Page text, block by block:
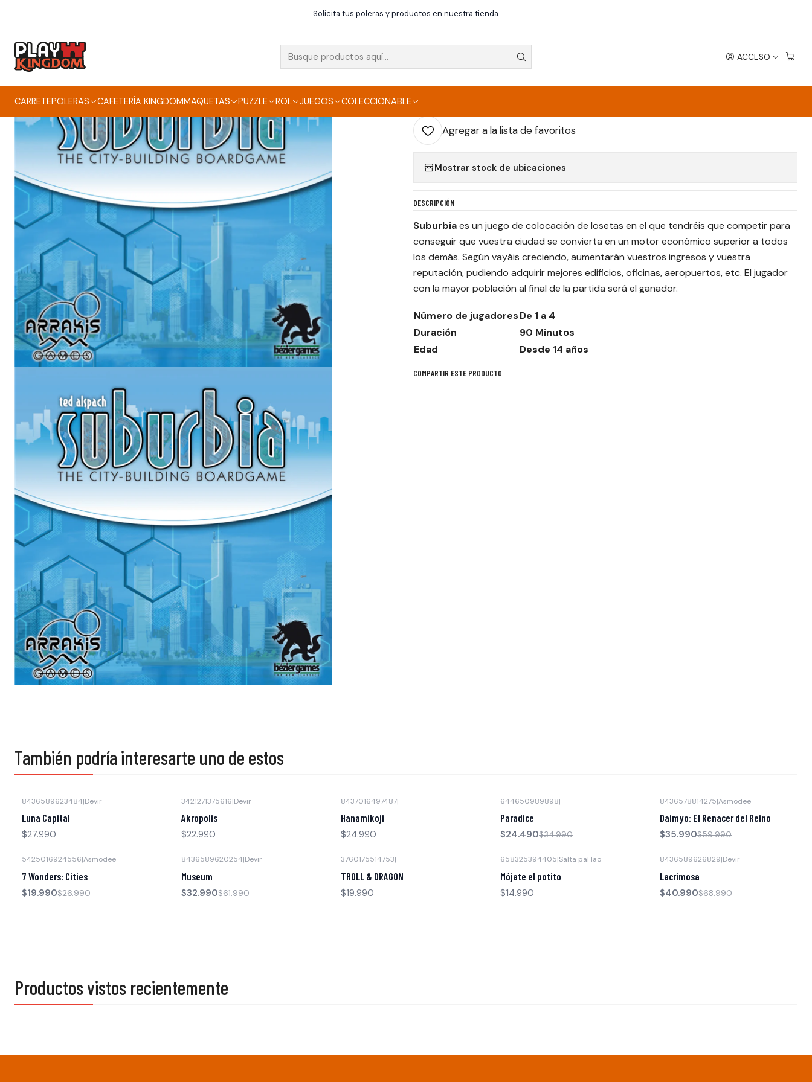
ACCESO
CARRETEPOLERAS CAFETERÍA KINGDOMMAQUETAS PUZZLE ROL JUEGOS COLECCIONABLE
Solicita tus poleras y productos en nuestra tienda.
Inicio Juegos de mesa Suburbia
SUBURBIA
Cantidad
Agregar a la lista de favoritos
Mostrar stock de ubicaciones
DESCRIPCIÓN
Suburbiaes un juego de colocación de losetas en el que tendréis que competir para
conseguir que vuestra ciudad se convierta en un motor económico superior a todos
los demás. Según vayáis creciendo, aumentarán vuestros ingresos y vuestra
reputación, pudiendo adquirir mejores edificios, oficinas, aeropuertos, etc. El jugador
con la mayor población al final de la partida será el ganador.
Número de jugadoresDe 1 a 4
Duración
90 Minutos
Edad
Desde 14 años
COMPARTIR ESTE PRODUCTO
También podría interesarte uno de estos
8436589623484|Devir
Luna Capital
$27.990
3421271375616|Devir
Akropolis
$22.990
8437016497487|
Hanamikoji
$24.990
644650989898|
Paradice
$24.490$34.990
8436578814275|Asmodee
Daimyo: El Renacer del Reino
$35.990$59.990
5425016924556|Asmodee
7 Wonders: Cities
$19.990$26.990
8436589620254|Devir
Museum
$32.990$61.990
3760175514753|
TROLL & DRAGON
$19.990
658325394405|Salta pal lao
Mójate el potito
$14.990
8436589626829|Devir
Lacrimosa
$40.990$68.990
Productos vistos recientemente